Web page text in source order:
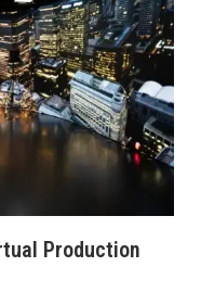
Production